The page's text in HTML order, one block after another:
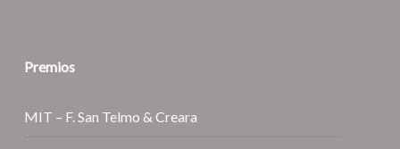
Premios
MIT – F. San Telmo & Creara